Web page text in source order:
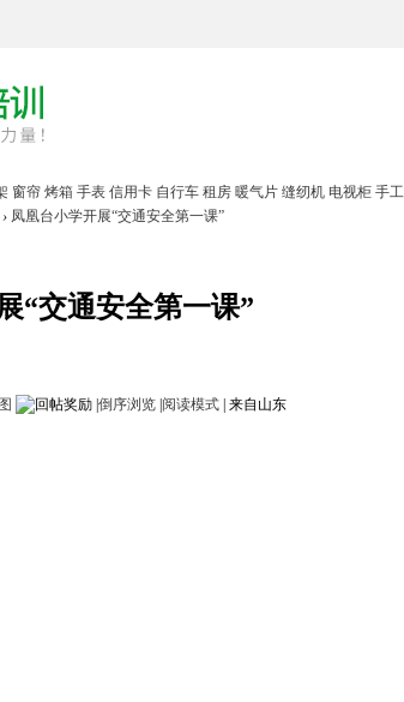
窗帘 烤箱 手表 信用卡 自行车 租房 暖气片 缝纫机 电视柜 手
› 凤凰台小学开展“交通安全第一课”
“交通安全第一课”
倒序浏览 阅读模式 来自山东